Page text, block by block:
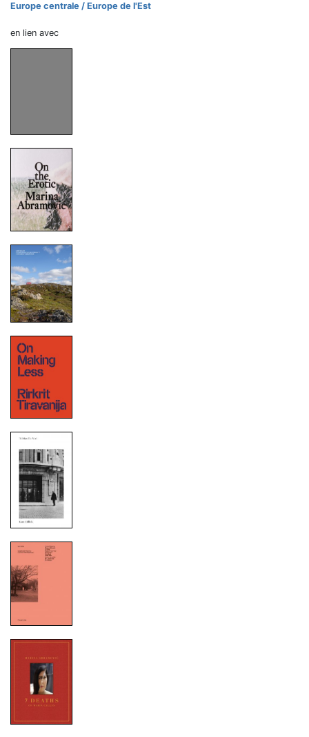
Europe centrale / Europe de l'Est
en lien avec